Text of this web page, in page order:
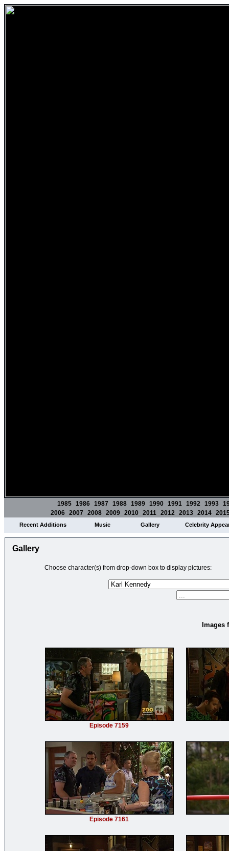
1985 1986 1987 1988 1989 1990 1991 1992 1993
2006 2007 2008 2009 2010 2011 2012 2013 2014
Recent Additions Music Gallery Celebrity
Gallery
Choose character(s) from drop-down box to display pictures:
Images
Episode 7159
Episode 7161